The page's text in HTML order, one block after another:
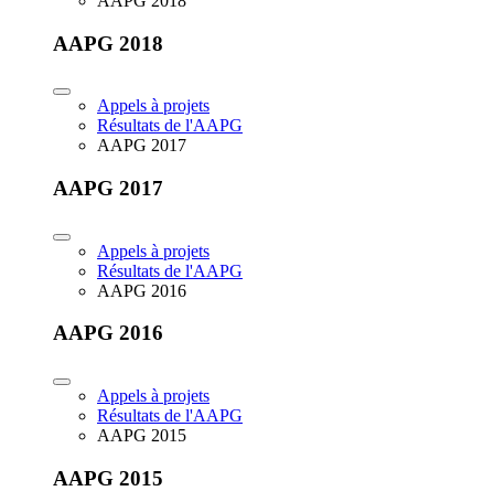
AAPG 2018
Appels à projets
Résultats de l'AAPG
AAPG 2017
AAPG 2017
Appels à projets
Résultats de l'AAPG
AAPG 2016
AAPG 2016
Appels à projets
Résultats de l'AAPG
AAPG 2015
AAPG 2015